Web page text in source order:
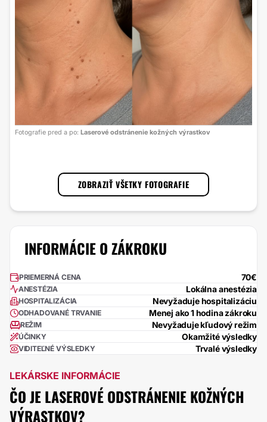
Fotografie pred a po: Laserové odstránenie kožných výrastkov
ZOBRAZIŤ VŠETKY FOTOGRAFIE
INFORMÁCIE O ZÁKROKU
PRIEMERNÁ CENA 70€
ANESTÉZIA Lokálna anestézia
HOSPITALIZÁCIA Nevyžaduje hospitalizáciu
ODHADOVANÉ TRVANIE Menej ako 1 hodina zákroku
REŽIM Nevyžaduje kľudový režim
ÚČINKY Okamžité výsledky
VIDITEĽNÉ VÝSLEDKY Trvalé výsledky
LEKÁRSKE INFORMÁCIE
ČO JE LASEROVÉ ODSTRÁNENIE KOŽNÝCH
VÝRASTKOV?